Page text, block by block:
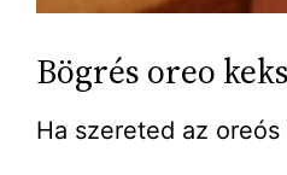
Bögrés oreo
Ha szereted az